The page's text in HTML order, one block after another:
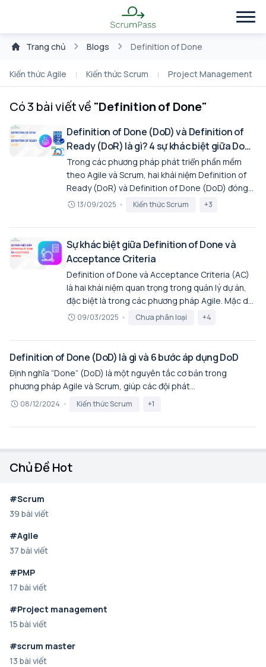
Trang chủ Blogs Definition of Done
Kiến thức Agile Kiến thức Scrum Project Management
Có 3 bài viết về "Definition of Done"
Definition of Done (DoD) và Definition of
Ready (DoR) là gì? 4 sự khác biệt giữa DoR
và DoD
Trong các phương pháp phát triển phần mềm
theo Agile và Scrum, hai khái niệm Definition of
Ready (DoR) và Definition of Done (DoD) đóng
vai trò then chốt trong việc bảo đảm tính minh
Đây là những tiêu chuẩn được nhóm phát triển
cùng thỏa thuận để xác định: Khi nào một hạng
mục trong Product Backlog đủ rõ ràng và sẵn
sàng để được đưa vào Sprint (Definition of
Ready). Khi nào một hạng mục hoặc một
Increment được xem là hoàn tất, đáp ứng đầy đủ
các tiêu chí chất lượng đã đề ra (Definition of
Done). Việc phân biệt rõ hai khái niệm này giúp
của Sprint, hạn chế rủi ro trong quá trình thực
hiện và đảm bảo sản phẩm bàn giao thực sự có
giá trị đối với khách hàng và tổ chức.
13/09/2025 Kiến thức Scrum +3
Sự khác biệt giữa Definition of Done và
Acceptance Criteria
Definition of Done và Acceptance Criteria (AC)
là hai khái niệm quan trọng trong quản lý dự án,
đặc biệt là trong các phương pháp Agile. Mặc dù
cả hai đều liên quan đến việc xác định khi nào một
đích và phạm vi khác nhau.
09/03/2025 Chưa phân loại +4
Definition of Done (DoD) là gì và 6 bước áp dụng DoD
Định nghĩa “Done” (DoD) là một nguyên tắc cơ bản trong
phương pháp Agile và Scrum, giúp các đội phát...
08/12/2024 Kiến thức Scrum +1
Chủ Đề Hot
#Scrum
39 bài viết
#Agile
37 bài viết
#PMP
17 bài viết
#Project management
15 bài viết
#scrum master
13 bài viết